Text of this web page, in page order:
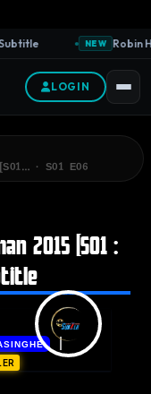
NEW Robin
LOGIN
· S01 E06
2015 [S01 :
|